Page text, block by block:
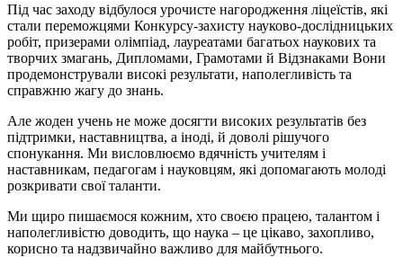
Під час заходу відбулося урочисте нагородження ліцеїстів, які
стали переможцями Конкурсу-захисту науково-дослідницьких
робіт, призерами олімпіад, лауреатами багатьох наукових та
творчих змагань, Дипломами, Грамотами й Відзнаками Вони
продемонстрували високі результати, наполегливість та
справжню жагу до знань.
Але жоден учень не може досягти високих результатів без
підтримки, наставництва, а іноді, й доволі рішучого
спонукання. Ми висловлюємо вдячність учителям і
наставникам, педагогам і науковцям, які допомагають молоді
розкривати свої таланти.
Ми щиро пишаємося кожним, хто своєю працею, талантом і
наполегливістю доводить, що наука ‒ це цікаво, захопливо,
корисно та надзвичайно важливо для майбутнього.